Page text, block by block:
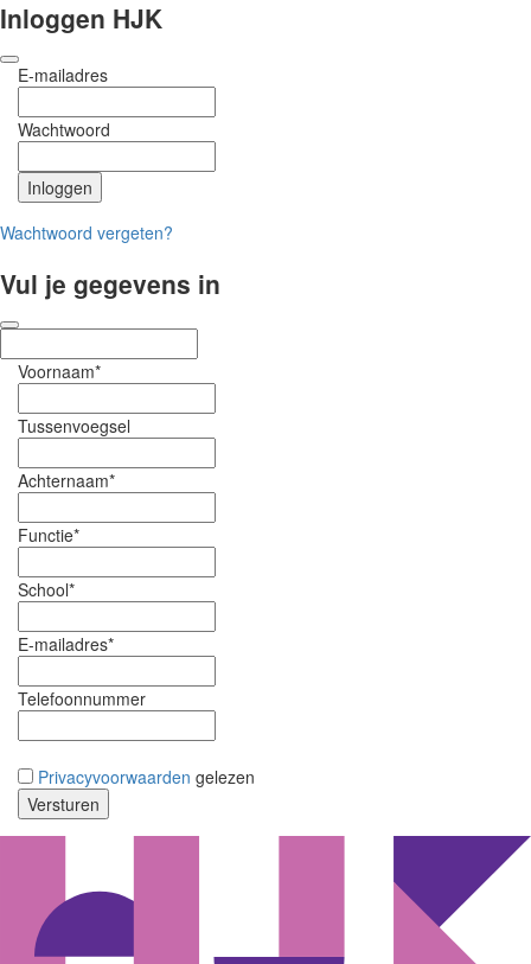
Inloggen HJK
E-mailadres
Wachtwoord
Wachtwoord vergeten?
Vul je gegevens in
Voornaam*
Tussenvoegsel
Achternaam*
Functie*
School*
E-mailadres*
Telefoonnummer
Privacyvoorwaarden gelezen